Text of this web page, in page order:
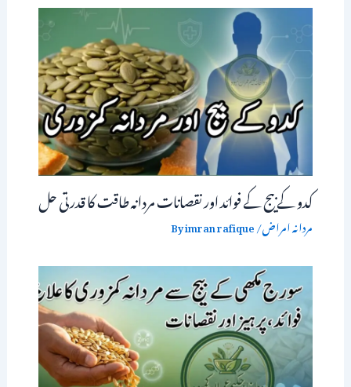
کدو کے بیج کے فوائد اور نقصانات مردانہ طاقت کا قدرتی حل
مردانہ امراض/ By
imran rafique